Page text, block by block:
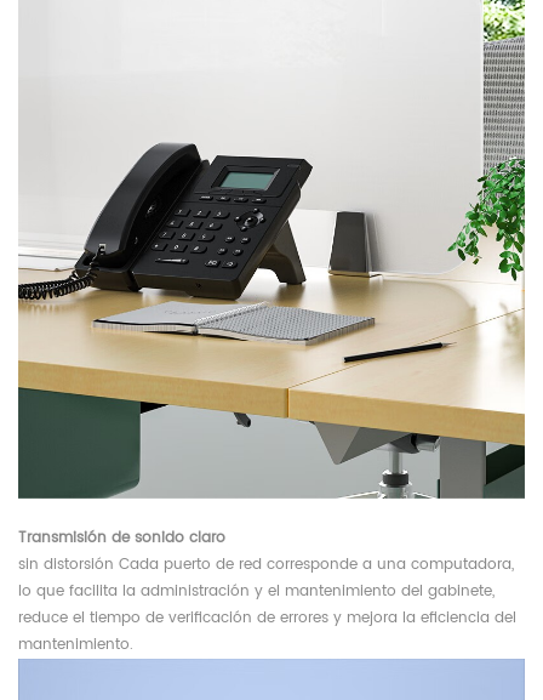
Transmisión de sonido claro
sin distorsión Cada puerto de red corresponde a una computadora,
lo que facilita la administración y el mantenimiento del gabinete,
reduce el tiempo de verificación de errores y mejora la eficiencia del
mantenimiento.